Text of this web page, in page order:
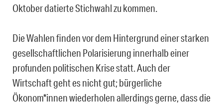
Oktober datierte Stichwahl zu kommen.
Die Wahlen finden vor dem Hintergrund einer starken
gesellschaftlichen Polarisierung innerhalb einer
profunden politischen Krise statt. Auch der
Wirtschaft geht es nicht gut; bürgerliche
Ökonom*innen wiederholen allerdings gerne, dass die